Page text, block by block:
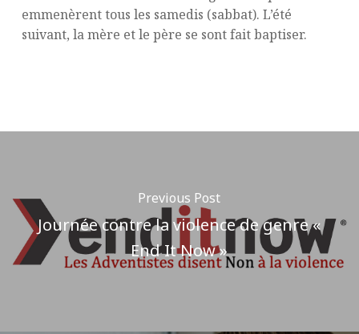
emmenèrent tous les samedis (sabbat). L’été
suivant, la mère et le père se sont fait baptiser.
Previous Post
Journée contre la violence de genre «
End It Now »